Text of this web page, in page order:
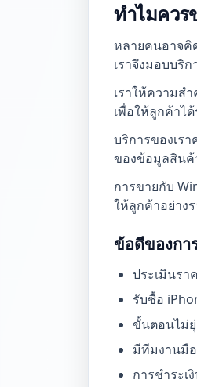
ทำไมคว
หลายคนอาจคิ
เราจึงมอบบริ
เราให้ความส
เพื่อให้ลูกค้าไ
บริการของเร
ของข้อมูลสินค้
การขายกับ
ให้ลูกค้าอย่าง
ข้อดีของกา
ประเมินรา
รับซื้อ
ขั้นตอนไม่
มีทีมงานมื
การชำระ